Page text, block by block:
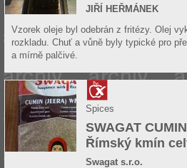
JIŘÍ HEŘMÁNEK
Vzorek oleje byl odebrán z fritézy. Olej
rozkladu. Chuť a vůně byly typické pro
a mírně palčivé.
Spices
SWAGAT
Římský kmín
Swagat s.r.o.